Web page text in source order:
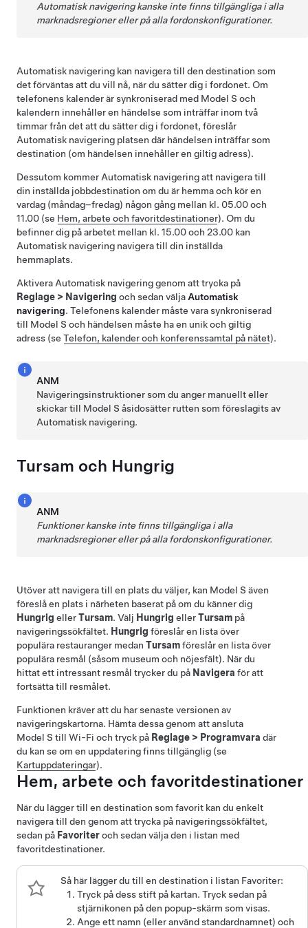
Automatisk navigeringkanske inte finns tillgängliga i alla
marknadsregioner eller på alla fordonskonfigurationer.
Automatisk navigering kan navigera till den destination som
det förväntas att du vill nå, när du sätter dig i fordonet. Om
telefonens kalender är synkroniserad med Model S och
kalendern innehåller en händelse som inträffar inom två
timmar från det att du sätter dig i fordonet, föreslår
Automatisk navigering platsen där händelsen inträffar som
destination (om händelsen innehåller en giltig adress).
Dessutom kommer Automatisk navigeringatt navigera till
din inställda jobbdestination om du är hemma och kör en
vardag (måndag–fredag) någon gång mellan kl. 05.00 och
11.00 (se Hem, arbete och favoritdestinationer). Om du
befinner dig på arbetet mellan kl. 15.00 och 23.00 kan
Automatisk navigering navigera till din inställda
hemmaplats.
Aktivera Automatisk navigeringgenom att trycka på
Reglage > Navigering och sedan välja Automatisk
navigering. Telefonens kalender måste vara synkroniserad
till Model S och händelsen måste ha en unik och giltig
adress (se Telefon, kalender och konferenssamtal på nätet).
ANM
Navigeringsinstruktioner som du anger manuellt eller
skickar till Model S åsidosätter rutten som föreslagits av
Automatisk navigering.
Tursam och Hungrig
ANM
Funktioner kanske inte finns tillgängliga i alla
marknadsregioner eller på alla fordonskonfigurationer.
Utöver att navigera till en plats du väljer, kan Model S även
föreslå en plats i närheten baserat på om du känner dig
Hungrig ellerTursam. Välj Hungrig ellerTursam på
navigeringssökfältet. Hungrig föreslår en lista över
populära restauranger medan Tursamföreslår en lista över
populära resmål (såsom museum och nöjesfält). När du
hittat ett intressant resmål trycker du på Navigera för att
fortsätta till resmålet.
Funktionen kräver att du har senaste versionen av
navigeringskartorna. Hämta dessa genom att ansluta
Model S till Wi-Fi och tryck på Reglage > Programvara där
du kan se om en uppdatering finns tillgänglig (se
Kartuppdateringar).
Hem, arbete och favoritdestinationer
När du lägger till en destination som favorit kan du enkelt
navigera till den genom att trycka på navigeringssökfältet,
sedan på Favoriteroch sedan välja den i listan med
favoritdestinationer.
Så här lägger du till en destination i listan Favoriter:
Tryck på dess stift på kartan. Tryck sedan på
stjärnikonen på den popup-skärm som visas.
Ange ett namn (eller använd standardnamnet) och